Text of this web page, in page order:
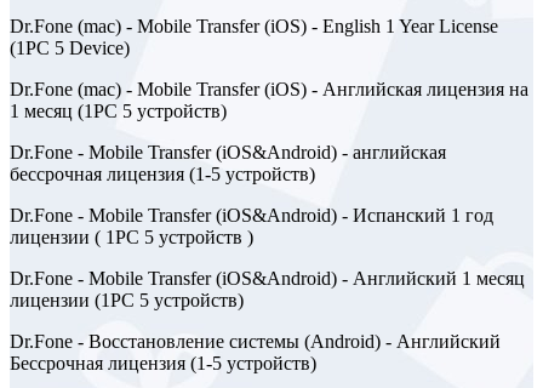
Dr.Fone (mac) - Mobile Transfer (iOS) - English 1 Year License
(1PC 5 Device)
Dr.Fone (mac) - Mobile Transfer (iOS) - Английская лицензия на
1 месяц (1PC 5 устройств)
Dr.Fone - Mobile Transfer (iOS&Android) - английская
бессрочная лицензия (1-5 устройств)
Dr.Fone - Mobile Transfer (iOS&Android) - Испанский 1 год
лицензии ( 1PC 5 устройств )
Dr.Fone - Mobile Transfer (iOS&Android) - Английский 1 месяц
лицензии (1PC 5 устройств)
Dr.Fone - Восстановление системы (Android) - Английский
Бессрочная лицензия (1-5 устройств)